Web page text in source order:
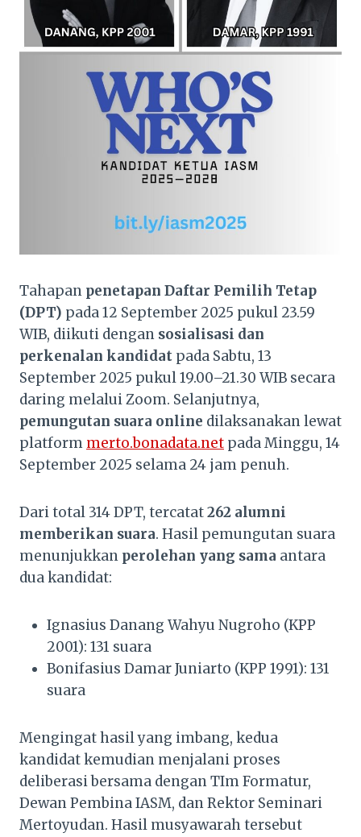
Tahapan penetapan Daftar Pemilih Tetap
(DPT) pada 12 September 2025 pukul 23.59
WIB, diikuti dengan sosialisasi dan
perkenalan kandidat pada Sabtu, 13
September 2025 pukul 19.00–21.30 WIB secara
daring melalui Zoom. Selanjutnya,
pemungutan suara online dilaksanakan lewat
platform merto.bonadata.net pada Minggu, 14
September 2025 selama 24 jam penuh.
Dari total 314 DPT, tercatat262 alumni
memberikan suara. Hasil pemungutan suara
menunjukkan perolehan yang sama antara
dua kandidat:
Ignasius Danang Wahyu Nugroho (KPP
2001): 131 suara
Bonifasius Damar Juniarto (KPP 1991): 131
suara
Mengingat hasil yang imbang, kedua
kandidat kemudian menjalani proses
deliberasi bersama dengan TIm Formatur,
Dewan Pembina IASM, dan Rektor Seminari
Mertoyudan. Hasil musyawarah tersebut